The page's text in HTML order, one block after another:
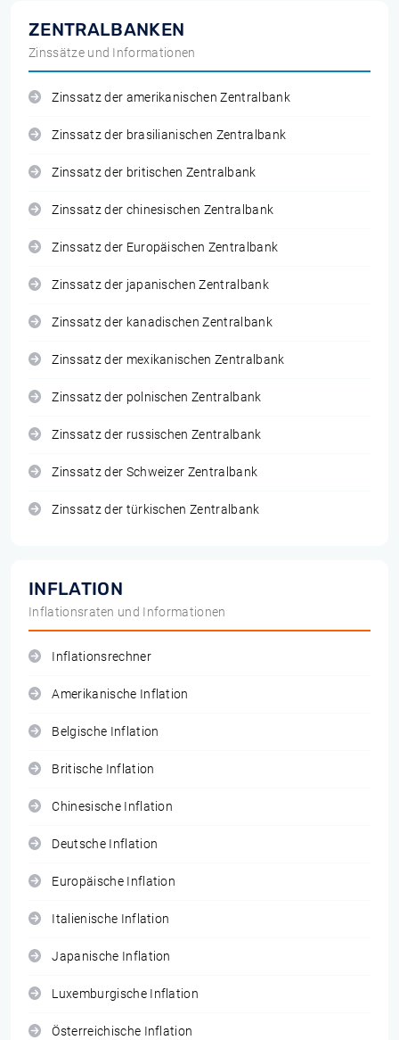
ZENTRALBANKEN
Zinssätze und Informationen
Zinssatz der amerikanischen Zentralbank
Zinssatz der brasilianischen Zentralbank
Zinssatz der britischen Zentralbank
Zinssatz der chinesischen Zentralbank
Zinssatz der Europäischen Zentralbank
Zinssatz der japanischen Zentralbank
Zinssatz der kanadischen Zentralbank
Zinssatz der mexikanischen Zentralbank
Zinssatz der polnischen Zentralbank
Zinssatz der russischen Zentralbank
Zinssatz der Schweizer Zentralbank
Zinssatz der türkischen Zentralbank
INFLATION
Inflationsraten und Informationen
Inflationsrechner
Amerikanische Inflation
Belgische Inflation
Britische Inflation
Chinesische Inflation
Deutsche Inflation
Europäische Inflation
Italienische Inflation
Japanische Inflation
Luxemburgische Inflation
Österreichische Inflation